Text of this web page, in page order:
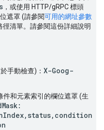
，或使用 HTTP/gRPC 標頭
遮罩 (請參閱可用的網址參數
清單。請參閱這份詳細說明
手動檢查)： X-Goog-
件和元素索引的欄位遮罩 (生